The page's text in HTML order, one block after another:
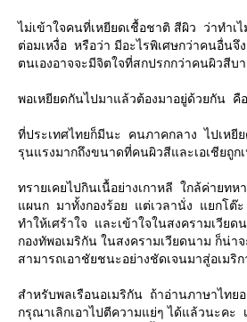
ไม่เข้าใจคนที่เหยียดเชื้อชาติ สีผิว ว่าทำเ
ต่อมเหงื่อ หรือว่า มีอะไรพิเศษกว่าคนอื่นจึ
ตนเองอาจจะมีจิตใจที่สกปรกกว่าคนผิวสีบ
พอเหยียดกันไปมาแล้วต้องมาอยู่ด้วยกัน คื
ที่ประเทศไทยก็มีนะ คนภาคกลาง ไปเหยี
รุนแรงมากถึงขนาดที่คนผิวสีและเอเชียถูก
ทรายเคยไปกินเนื้อย่างเกาหลี ใกล้ค่ายทห
ผนก มาทั้งกองร้อย แต่เวลานั่ง แยกโต๊
ทำให้เศร้าใจ และเข้าใจในสงครามเวียด
กองทัพอเมริกัน ในสงครามเวียดนาม ก็น่า
สามารถเอาชัยชนะอย่างชัดเจนมาสู่อเมริก
สำหรับพลเรือนอเมริกัน ถ้าอ่านภาษาไทย
กรุณาเลิกเอาไปตีความแย่ๆ ได้แล้วนะคะ